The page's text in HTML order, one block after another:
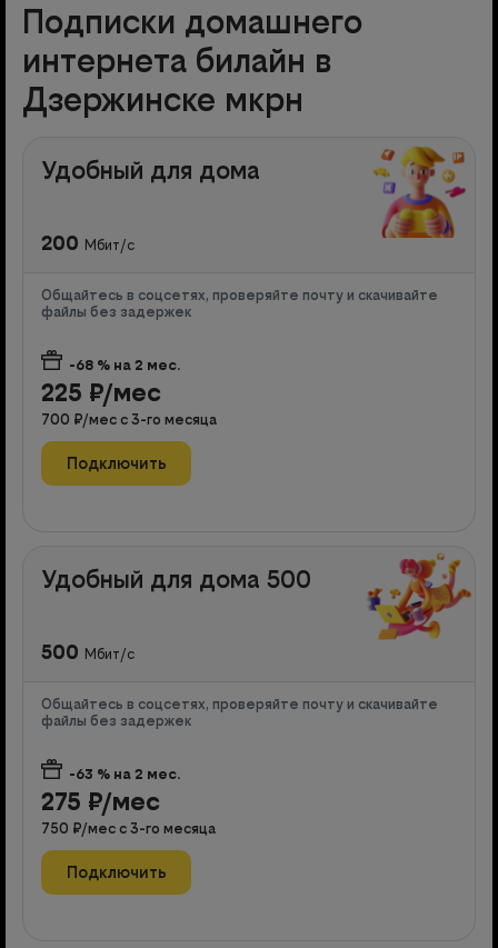
Подписки домашнего
интернета билайн в
Дзержинске мкрн
Удобный для дома
200 Мбит/с
Общайтесь в соцсетях, проверяйте почту и скачивайте
файлы без задержек
-68 % на 2 мес.
225 ₽/мес
700 ₽/мес с 3-го месяца
Подключить
Удобный для дома 500
500 Мбит/с
Общайтесь в соцсетях, проверяйте почту и скачивайте
файлы без задержек
-63 % на 2 мес.
275 ₽/мес
750 ₽/мес с 3-го месяца
Подключить